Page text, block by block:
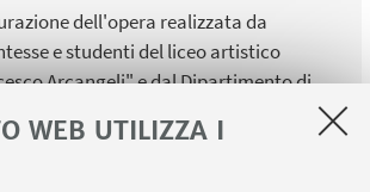
WEB UTILIZZA I
dell'opera realizzata da
e studenti del liceo artistico
Arcangeli" e dal Dipartimento di